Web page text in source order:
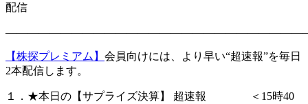
配信
【株探プレミアム】 会員向けには、より早い“超速報”を毎日
2本配信します。
１．★本日の【サプライズ決算】 超速報 ＜15時40